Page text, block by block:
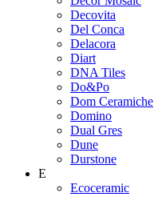
Decovita
Del Conca
Delacora
Diart
DNA Tiles
Do&Po
Dom Ceramiche
Domino
Dual Gres
Dune
Durstone
E
Ecoceramic